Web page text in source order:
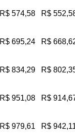
R$ 574,58 R$
R$ 695,24 R$
R$ 834,29 R$
R$ 951,08 R$
R$ 979,61 R$